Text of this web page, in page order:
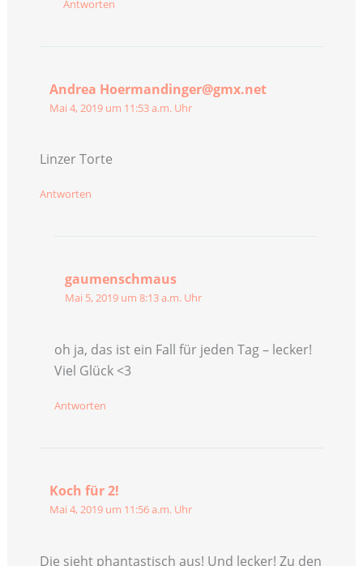
Antworten
Andrea Hoermandinger@gmx.net
Mai 4, 2019 um 11:53 a.m. Uhr
Linzer Torte
Antworten
gaumenschmaus
Mai 5, 2019 um 8:13 a.m. Uhr
oh ja, das ist ein Fall für jeden Tag – lecker!
Viel Glück <3
Antworten
Koch für 2!
Mai 4, 2019 um 11:56 a.m. Uhr
Die sieht phantastisch aus! Und lecker! Zu den